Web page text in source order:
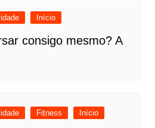
Início
consigo mesmo? A
Fitness Início